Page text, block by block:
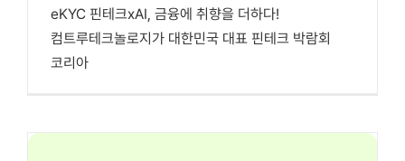
eKYC 핀테크xAI, 금융에 취향을 더하다!
컴트루테크놀로지가 대한민국 대표 핀테크 박람회
코리아